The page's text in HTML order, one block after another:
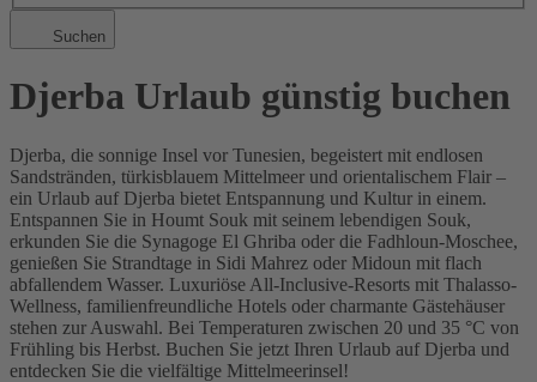
Suchen
Djerba Urlaub günstig buchen
Djerba, die sonnige Insel vor Tunesien, begeistert mit endlosen
Sandstränden, türkisblauem Mittelmeer und orientalischem Flair –
ein Urlaub auf Djerba bietet Entspannung und Kultur in einem.
Entspannen Sie in Houmt Souk mit seinem lebendigen Souk,
erkunden Sie die Synagoge El Ghriba oder die Fadhloun-Moschee,
genießen Sie Strandtage in Sidi Mahrez oder Midoun mit flach
abfallendem Wasser. Luxuriöse All-Inclusive-Resorts mit Thalasso-
Wellness, familienfreundliche Hotels oder charmante Gästehäuser
stehen zur Auswahl. Bei Temperaturen zwischen 20 und 35 °C von
Frühling bis Herbst. Buchen Sie jetzt Ihren Urlaub auf Djerba und
entdecken Sie die vielfältige Mittelmeerinsel!